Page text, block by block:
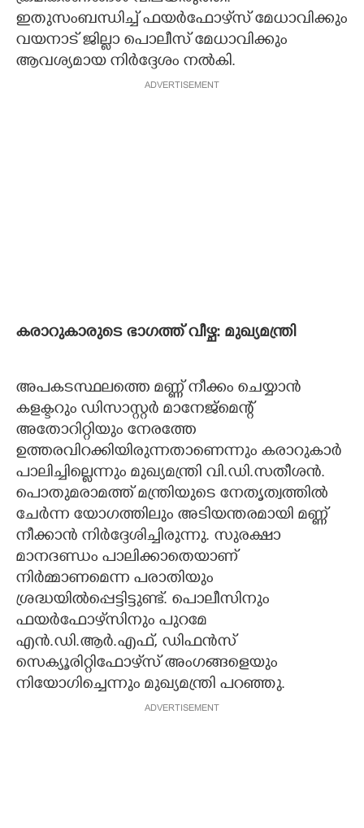
ഇതുസംബന്ധിച്ച് ഫയർഫോഴ്‌സ് മേധാവിക്കും
വയനാട് ജില്ലാ പൊലീസ് മേധാവിക്കും
ആവശ്യമായ നിർദ്ദേശം നൽകി.
ADVERTISEMENT
കരാറുകാരുടെ ഭാഗത്ത് വീഴ്ച: മുഖ്യമന്ത്രി
അപകടസ്ഥലത്തെ മണ്ണ് നീക്കം ചെയ്യാൻ
കളക്ടറും ഡിസാസ്റ്റർ മാനേജ്മെന്റ്
അതോറിറ്റിയും നേരത്തേ
ഉത്തരവിറക്കിയിരുന്നതാണെന്നും കരാറുകാർ
പാലിച്ചില്ലെന്നും മുഖ്യമന്ത്രി വി.ഡി.സതീശൻ.
പൊതുമരാമത്ത് മന്ത്രിയുടെ നേതൃത്വത്തിൽ
ചേർന്ന യോഗത്തിലും അടിയന്തരമായി മണ്ണ്
നീക്കാൻ നിർദ്ദേശിച്ചിരുന്നു. സുരക്ഷാ
മാനദണ്ഡം പാലിക്കാതെയാണ്
നിർമ്മാണമെന്ന പരാതിയും
ശ്രദ്ധയിൽപ്പെട്ടിട്ടുണ്ട്. പൊലീസിനും
ഫയർഫോഴ്‌സിനും പുറമേ
എൻ.ഡി.ആർ.എഫ്, ഡിഫൻസ്
സെക്യൂരിറ്റിഫോഴ്‌സ് അംഗങ്ങളെയും
നിയോഗിച്ചെന്നും മുഖ്യമന്ത്രി പറഞ്ഞു.
ADVERTISEMENT